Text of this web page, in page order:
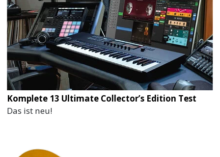
Komplete 13 Ultimate Collector’s Edition Test
Das ist neu!